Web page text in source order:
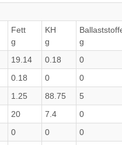
Fett
g
KH
g
g
19.14 0.18 0
0.18 0 0
1.25 88.75 5
20 7.4 0
0 0 0